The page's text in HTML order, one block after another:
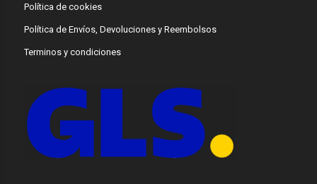
Política de cookies
Política de Envíos, Devoluciones y Reembolsos
Terminos y condiciones